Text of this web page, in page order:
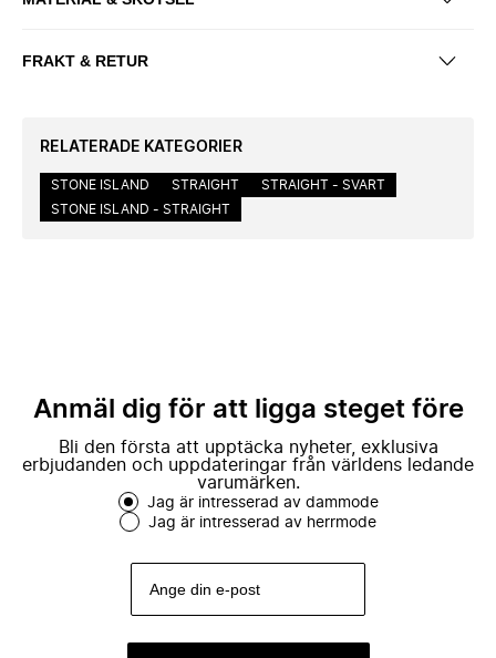
FRAKT & RETUR
RELATERADE KATEGORIER
STONE ISLAND STRAIGHT
STRAIGHT - SVART
STONE ISLAND - STRAIGHT
Anmäl dig för att ligga steget före
Bli den första att upptäcka nyheter, exklusiva
erbjudanden och uppdateringar från världens ledande
varumärken.
Jag är intresserad av dammode
Jag är intresserad av herrmode